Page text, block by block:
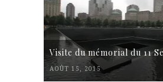
Visite du mémorial du 11
AOÛT 15, 2015